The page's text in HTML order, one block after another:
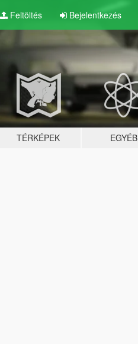
Feltöltés Bejelentkezés
TÉRKÉPEK EGYÉB